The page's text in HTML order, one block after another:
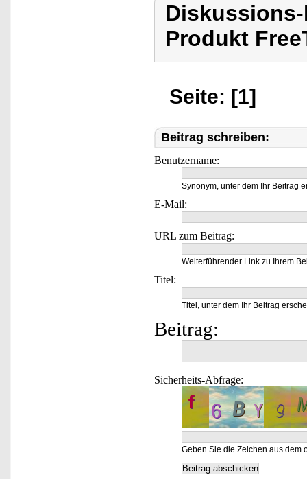
Produkt
Seite: [1]
Beitrag schreiben:
Benutzername:
Synonym, unter dem Ihr Beitrag
E-Mail:
URL zum Beitrag:
Weiterführender Link zu Ihrem
Titel:
Titel, unter dem Ihr Beitrag
Beitrag:
Sicherheits-Abfrage:
Geben Sie die Zeichen aus dem